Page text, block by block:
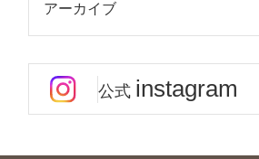
アーカイブ
公式 instagram